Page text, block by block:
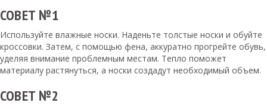
СОВЕТ №1
Используйте влажные носки. Наденьте толстые носки и обуйте
кроссовки. Затем, с помощью фена, аккуратно прогрейте обувь,
уделяя внимание проблемным местам. Тепло поможет
материалу растянуться, а носки создадут необходимый объем.
СОВЕТ №2